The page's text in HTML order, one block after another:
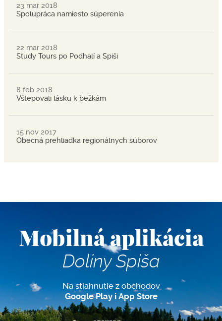
23 mar 2018
Spolupráca namiesto súperenia
22 mar 2018
Study Tours po Podhalí a Spiši
8 feb 2018
Vštepovali lásku k bežkám
15 nov 2017
Obecná prehliadka regionálnych súborov
Mobilná aplikácia
Doliny Spiša
Na stiahnutie z obchodov
Google Play i App Store